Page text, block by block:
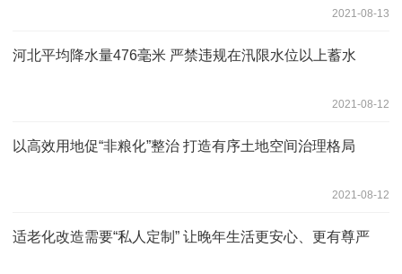
2021-08-13
河北平均降水量476毫米 严禁违规在汛限水位以上蓄水
2021-08-12
以高效用地促“非粮化”整治 打造有序土地空间治理格局
2021-08-12
适老化改造需要“私人定制” 让晚年生活更安心、更有尊严